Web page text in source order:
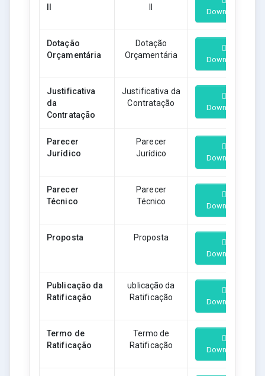
Download
Dotação
Orçamentária
Dotação
Orçamentária
Download
Justificativa
da
Contratação
Justificativa da
Contratação
Download
Parecer
Jurídico
Parecer
Jurídico
Download
Parecer
Técnico
Parecer
Técnico
Download
Proposta Proposta
Download
Publicação da
Ratificação
ublicação da
Ratificação
Download
Termo de
Ratificação
Termo de
Ratificação
Download